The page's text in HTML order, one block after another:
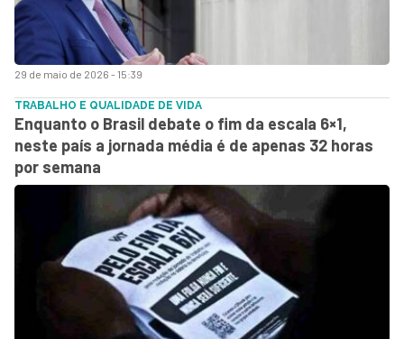
29 de maio de 2026 - 15:39
TRABALHO E QUALIDADE DE VIDA
Enquanto o Brasil debate o fim da escala 6×1,
neste país a jornada média é de apenas 32 horas
por semana